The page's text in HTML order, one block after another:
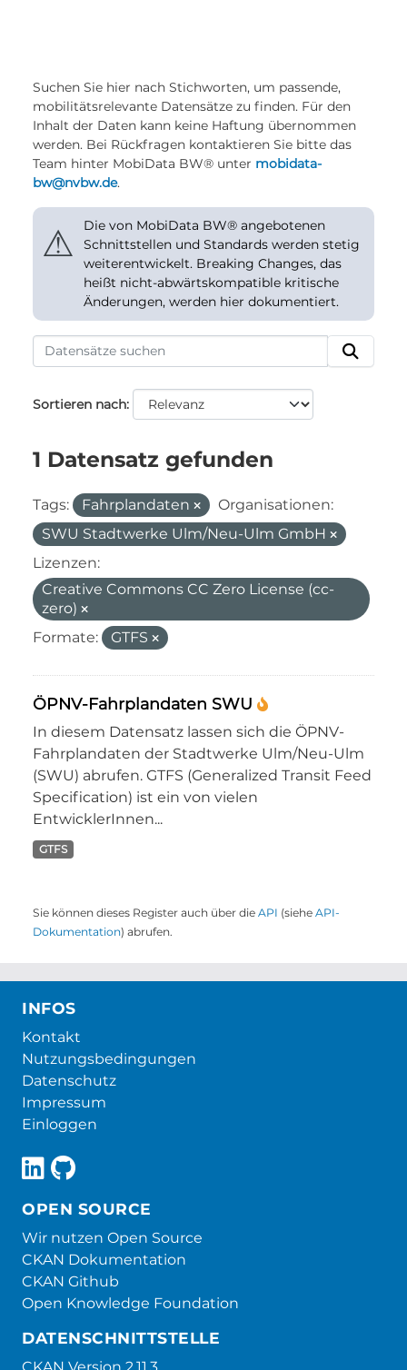
Suchen Sie hier nach Stichworten, um passende,
mobilitätsrelevante Datensätze zu finden. Für den
Inhalt der Daten kann keine Haftung übernommen
werden. Bei Rückfragen kontaktieren Sie bitte das
Team hinter MobiData BW® unter mobidata-
bw@nvbw.de.
⚠
Die von MobiData BW® angebotenen
Schnittstellen und Standards werden stetig
weiterentwickelt. Breaking Changes, das
heißt nicht-abwärtskompatible kritische
Änderungen, werden hier dokumentiert.
Sortieren nach
1 Datensatz gefunden
Tags: Fahrplandaten
Organisationen:
SWU Stadtwerke Ulm/Neu-Ulm GmbH
Lizenzen:
Creative Commons CC Zero License (cc-
zero)
Formate:
GTFS
ÖPNV-Fahrplandaten SWU
In diesem Datensatz lassen sich die ÖPNV-
Fahrplandaten der Stadtwerke Ulm/Neu-Ulm
(SWU) abrufen. GTFS (Generalized Transit Feed
Specification) ist ein von vielen
EntwicklerInnen...
GTFS
Sie können dieses Register auch über die API (siehe API-
Dokumentation) abrufen.
INFOS
Kontakt
Nutzungsbedingungen
Datenschutz
Impressum
Einloggen
OPEN SOURCE
Wir nutzen Open Source
CKAN Dokumentation
CKAN Github
Open Knowledge Foundation
DATENSCHNITTSTELLE